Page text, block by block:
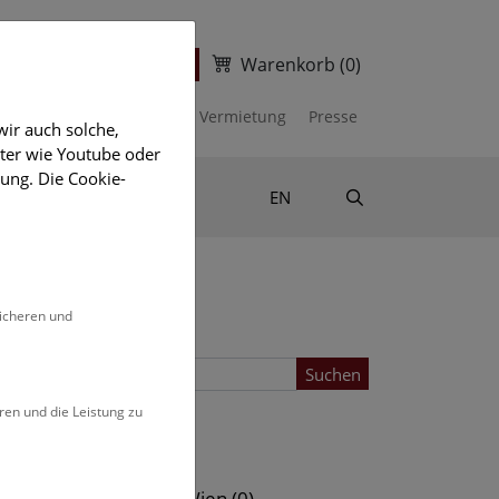
Warenkorb (0)
Vermietung Presse
EN
Suchen
auch solche,
wie Youtube oder
Die Cookie-
und
und die Leistung zu